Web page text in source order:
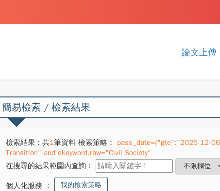
論文上傳
簡易檢索 / 檢索結果
檢索結果：共1筆資料 檢索策略：
pass_date={"gte":"2025-12-
Transition" and ekeyword.raw="Civil Society"
在搜尋的結果範圍內查詢：
個人化服務 ： 我的檢索策略